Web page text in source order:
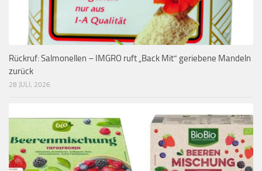
Rückruf: Salmonellen – IMGRO ruft „Back Mit“ geriebene Mandeln
zurück
28 JULI, 2026